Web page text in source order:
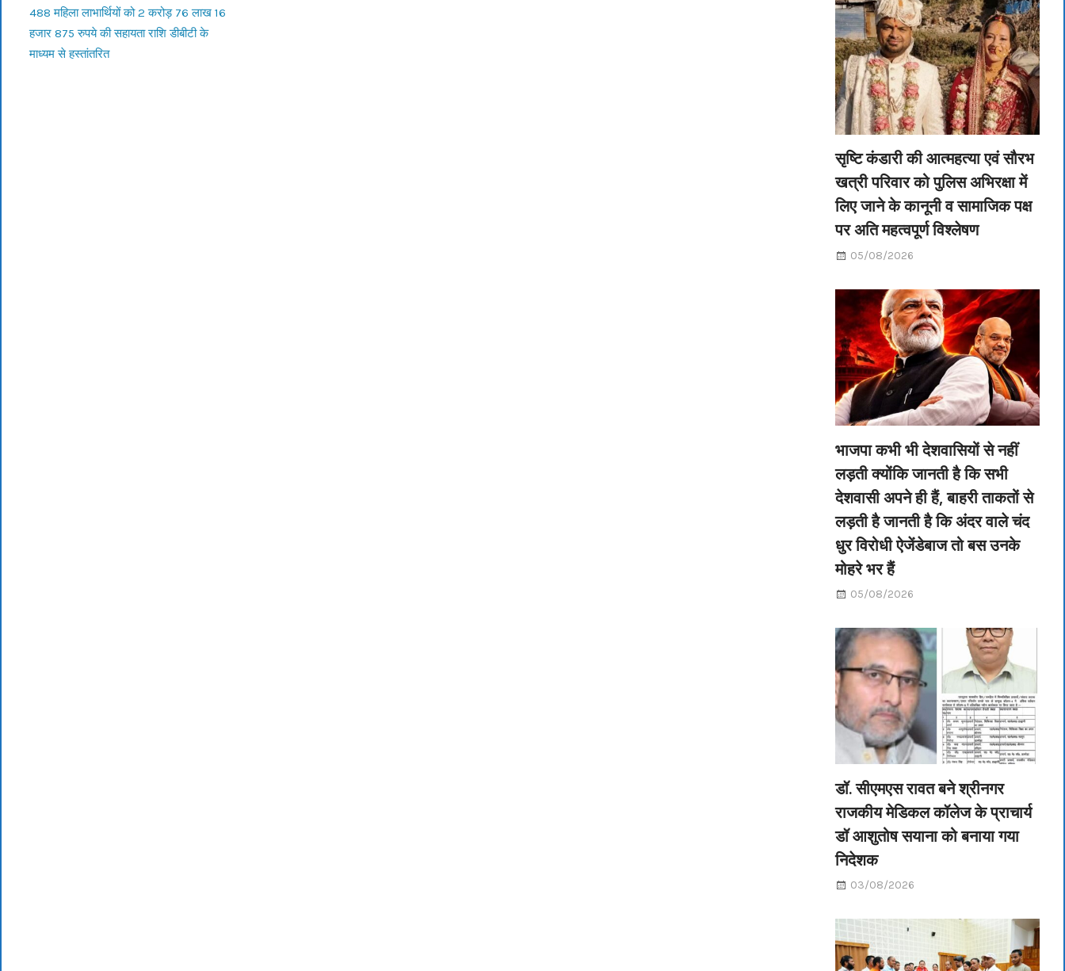
488 महिला लाभार्थियों को 2 करोड़ 76 लाख 16
हजार 875 रुपये की सहायता राशि डीबीटी के
माध्यम से हस्तांतरित
सृष्टि कंडारी की आत्महत्या एवं सौरभ
खत्री परिवार को पुलिस अभिरक्षा में
लिए जाने के कानूनी व सामाजिक पक्ष
पर अति महत्वपूर्ण विश्लेषण
05/08/2026
भाजपा कभी भी देशवासियों से नहीं
लड़ती क्योंकि जानती है कि सभी
देशवासी अपने ही हैं, बाहरी ताकतों से
लड़ती है जानती है कि अंदर वाले चंद
धुर विरोधी ऐजेंडेबाज तो बस उनके
मोहरे भर हैं
05/08/2026
डॉ. सीएमएस रावत बने श्रीनगर
राजकीय मेडिकल कॉलेज के प्राचार्य
डॉ आशुतोष सयाना को बनाया गया
निदेशक
03/08/2026